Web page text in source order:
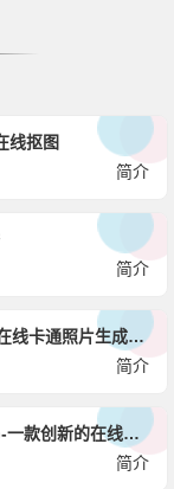
线抠图
简介
简介
toonme在线卡通照片生成网-二次元头像生成器
简介
clipdrop-一款创新的在线ai图像处理工具
简介